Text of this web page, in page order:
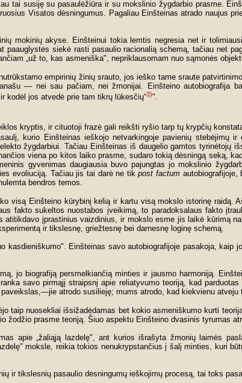
tai susiję su pasaulėžiūra ir su mokslinio žygdarbio prasme.
Visatos dėsningumus. Pagaliau Einšteinas atrado naujus
mokinių akyse. Einšteinui tokia lemtis negresia net ir
paauglystės siekė rasti pasaulio racionalią schemą, tačiau net
„už to, kas asmeniška", nepriklausomam nuo sąmonės
empirinių žinių srauto, jos ieško tame sraute
— nei sau pačiam, nei žmonijai. Einšteino autobiografija
kodėl jos atvedė prie tam tikrų lūkesčių“3)".
kryptis, ir cituotoji frazė gali reikšti ryšio tarp tų krypčių
kurio Einšteinas ieškojo netvarkingoje pavienių stebėjimų
žygdarbiui. Tačiau Einšteinas iš daugelio gamtos tyrinėtojų
viena po kitos laiko prasme, sudaro tokią dėsningą seką,
gyvenimas daugiausia buvo pajungtas jo mokslinio
evoliuciją. Tačiau jis tai darė ne tikpost factum autobiografijoje,
bendros temos.
visą Einšteino kūrybinį kelią ir kartu visą mokslo istorinę raidą.
fakto sukeltos nuostabos įveikimą, to paradoksalaus fakto
atitikdavo įprastinius vaizdinius, ir mokslo esme jis laikė kūrimą
ir tikslesnę, griežtesnę bei darnesnę loginę schemą.
kasdieniškumo". Einšteinas savo autobiografijoje pasakoja,
jo biografiją persmelkiančią minties ir jausmo harmoniją.
savo pirmąjį straipsnį apie reliatyvumo teoriją, kad
atrodo susilieję; mums atrodo, kad kiekvienu
taip nuosekliai išsižadėdamas bet kokio asmeniškumo kurti
žodžio prasme teoriją. Šiuo aspektu Einšteino dvasinis tyrumas
apie „žaliąją lazdelę", ant kurios išrašyta žmonių laimės
moksle, reikia tokios nenukrypstančius į šalį minties, kuri
ir tikslesnių pasaulio dėsningumų ieškojimų procesą, tai toks